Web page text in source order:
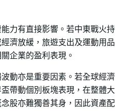
力有直接影響。若中東戰火持
濟放緩，旅遊支出及運動用品
企業的盈利表現。
動亦是重要因素。若全球經濟
帶動個別板塊表現，在整體大
股亦難獨善其身，因此資產配